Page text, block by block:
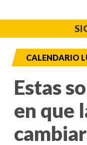
CALENDARIO
Estas
en que